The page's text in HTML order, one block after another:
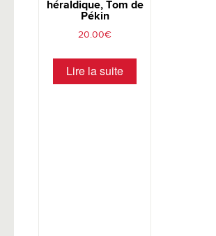
héraldique, Tom de
Pékin
20.00€
Lire la suite